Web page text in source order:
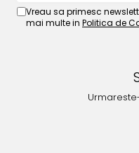
Vreau sa primesc
mai multe in Politica de